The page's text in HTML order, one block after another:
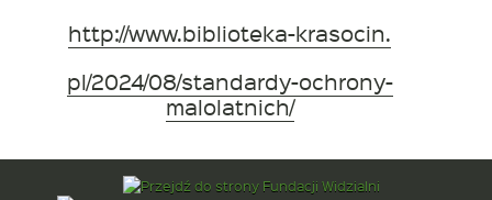
http://www.biblioteka-krasocin.
pl/2024/08/standardy-ochrony-
malolatnich/